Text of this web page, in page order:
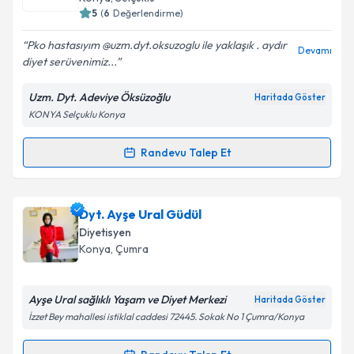
Kişisel verilerimin işlenmesine ilişkin
Aydınlatma
Metni'ni okudum ve kişisel verilerimin belirtilen
kapsamda işlenmesini kabul ediyorum.
5 (6 Değerlendirme)
Pko hastasıyım @uzm.dyt.oksuzoglu ile yaklaşık . aydır
diyet serüvenimiz...
Devamı
Uzm. Dyt. Adeviye Öksüzoğlu Haritada Göster
KONYA Selçuklu Konya
Randevu Talep Et
Randevu Takvimi Talebi
Dyt. Adeviye Öksüzoğluiçin randevu takvimi talebi
oluşturun. Size bu uzmandan randevu almanız için bir
takvim hazırlandığında e-posta ile bilgilendireceğiz.
Dyt. Ayşe Ural Güdül
Diyetisyen
Konya, Çumra
Ayşe Ural sağlıklı Yaşam ve Diyet Merkezi Haritada Göster
İzzet Bey mahallesi istiklal caddesi 72445. Sokak No 1 Çumra/Konya